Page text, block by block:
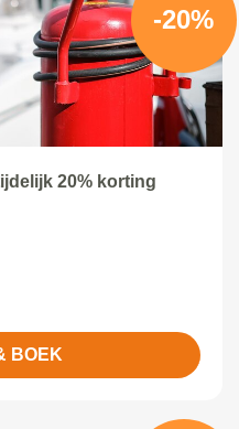
-20%
20% korting
BOEK